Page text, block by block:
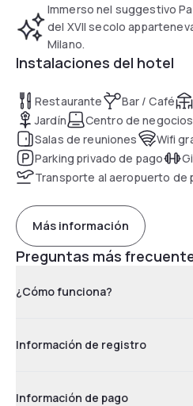
Immerso nel suggestivo
del XVII secolo
Milano.
Instalaciones del hotel
Restaurante Bar / Café
Jardín
Centro de negocios
Salas de reuniones
Wifi
Parking privado de pago
Transporte al aeropuerto de
Más información
Preguntas más
¿Cómo funciona?
Información de registro
Información de pago